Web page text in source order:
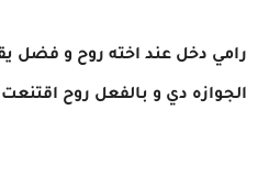
رامي دخل عند اخته روح و فضل
الجوازه دي و بالفعل روح اقتنعت